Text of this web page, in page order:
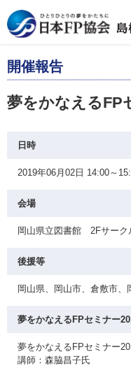
開催報告
夢をかなえるFP
日時
2019年06月02日 14:00～
会場
岡山県立図書館 2Fサーク
後援等
岡山県、岡山市、倉敷市、
夢をかなえるFPセミナー
夢をかなえるFPセミナー
講師：森脇昌子氏